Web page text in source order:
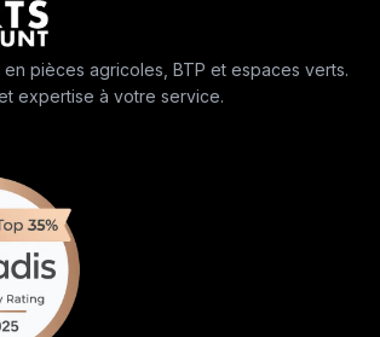
pièces agricoles, BTP et espaces verts.
expertise à votre service.